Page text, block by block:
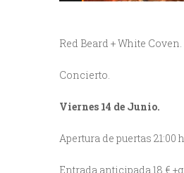
Red Beard + White Coven.
Concierto.
Viernes 14 de Junio.
Apertura de puertas 21:00
Entrada anticipada 18 €